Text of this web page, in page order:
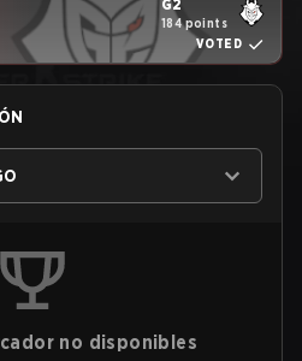
G2
184 points
VOTED
no disponibles